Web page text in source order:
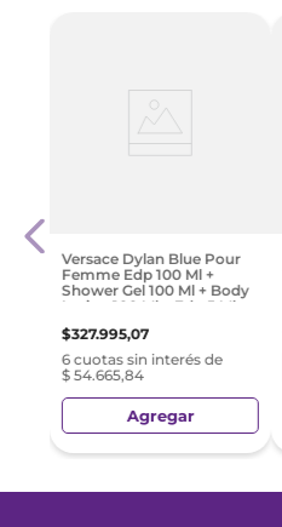
Versace Dylan Blue Pour
Femme Edp 100 Ml +
Shower Gel 100 Ml + Body
Lotion 100 Ml + Edp 5 Ml
$327.995,07
6 cuotas sin interés de
$ 54.665,84
Agregar